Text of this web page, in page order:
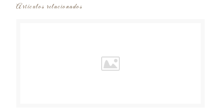
Artículos relacionados